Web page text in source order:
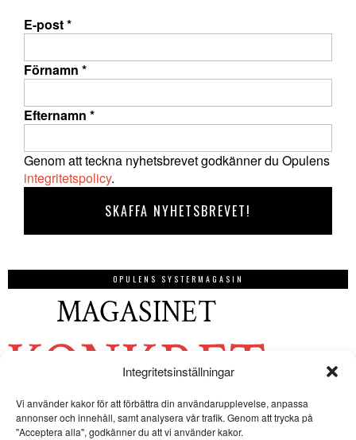
Integritetsinställningar
Vi använder kakor för att förbättra din användarupplevelse, anpassa
annonser och innehåll, samt analysera vår trafik. Genom att trycka på
"Acceptera alla", godkänner du att vi använder kakor.
E-post*
Förnamn *
Efternamn *
Genom att teckna nyhetsbrevet godkänner du Opulens
integritetspolicy.
OPULENS SYSTERMAGASIN